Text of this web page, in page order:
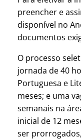
preencher e
disponível no
documentos
O processo
jornada de 40
Portuguesa e
meses; e uma
semanais na
inicial de 12
ser